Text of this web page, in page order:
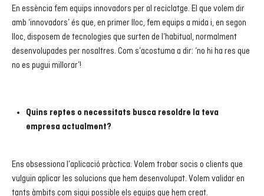
En essència fem equips innovadors per al reciclatge. El que volem dir
amb ‘innovadors’ és que, en primer lloc, fem equips a mida i, en segon
lloc, disposem de tecnologies que surten de l’habitual, normalment
desenvolupades per nosaltres. Com s’acostuma a dir: ‘no hi ha res que
no es pugui millorar’!
Quins reptes o necessitats busca resoldre la teva
empresa actualment?
Ens obsessiona l’aplicació pràctica. Volem trobar socis o clients que
vulguin aplicar les solucions que hem desenvolupat. Volem validar en
tants àmbits com sigui possible els equips que hem creat.